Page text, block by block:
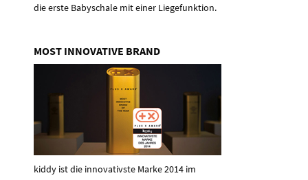
die erste Babyschale mit einer Liegefunktion.
MOST INNOVATIVE BRAND
kiddy ist die innovativste Marke 2014 im